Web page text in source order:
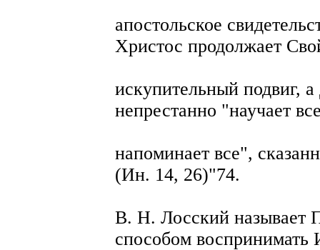
апостольское
Христос продолжает
искупительный подвиг,
непрестанно "научает
напоминает все",
(Ин. 14, 26)"74.
В. Н. Лосский называет
способом воспринимать